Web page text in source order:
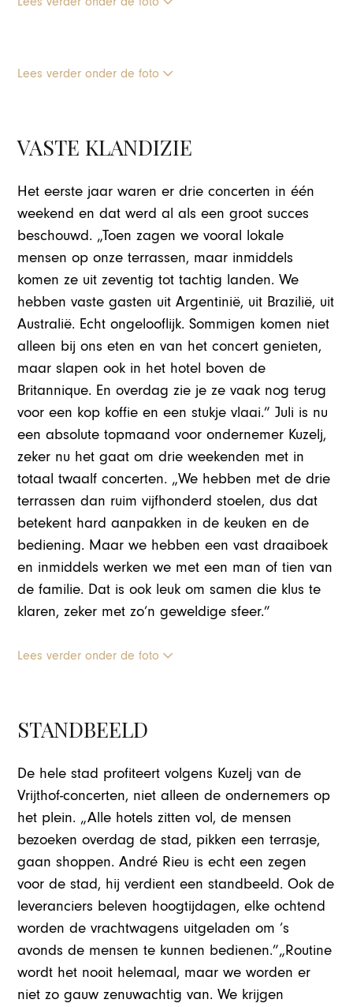
Lees verder onder de foto
VASTE KLANDIZIE
Het eerste jaar waren er drie concerten in één
weekend en dat werd al als een groot succes
beschouwd. „Toen zagen we vooral lokale
mensen op onze terrassen, maar inmiddels
komen ze uit zeventig tot tachtig landen. We
hebben vaste gasten uit Argentinië, uit Brazilië, uit
Australië. Echt ongelooflijk. Sommigen komen niet
alleen bij ons eten en van het concert genieten,
maar slapen ook in het hotel boven de
Britannique. En overdag zie je ze vaak nog terug
voor een kop koffie en een stukje vlaai.” Juli is nu
een absolute topmaand voor ondernemer Kuzelj,
zeker nu het gaat om drie weekenden met in
totaal twaalf concerten. „We hebben met de drie
terrassen dan ruim vijfhonderd stoelen, dus dat
betekent hard aanpakken in de keuken en de
bediening. Maar we hebben een vast draaiboek
en inmiddels werken we met een man of tien van
de familie. Dat is ook leuk om samen die klus te
klaren, zeker met zo’n geweldige sfeer.”
Lees verder onder de foto
STANDBEELD
De hele stad profiteert volgens Kuzelj van de
Vrijthof-concerten, niet alleen de ondernemers op
het plein. „Alle hotels zitten vol, de mensen
bezoeken overdag de stad, pikken een terrasje,
gaan shoppen. André Rieu is echt een zegen
voor de stad, hij verdient een standbeeld. Ook de
leveranciers beleven hoogtijdagen, elke ochtend
worden de vrachtwagens uitgeladen om ’s
avonds de mensen te kunnen bedienen.”„Routine
wordt het nooit helemaal, maar we worden er
niet zo gauw zenuwachtig van. We krijgen